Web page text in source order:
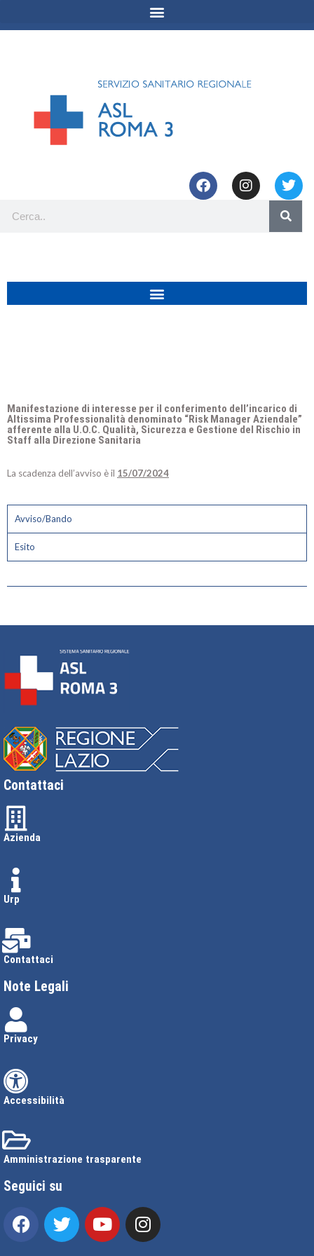
Manifestazione di interesse per il conferimento dell’incarico di
Altissima Professionalità denominato “Risk Manager Aziendale”
afferente alla U.O.C. Qualità, Sicurezza e Gestione del Rischio in
Staff alla Direzione Sanitaria
La scadenza dell’avviso è il 15/07/2024
Avviso/Bando
Esito
Contattaci
Azienda
Urp
Contattaci
Note Legali
Privacy
Accessibilità
Amministrazione trasparente
Seguici su